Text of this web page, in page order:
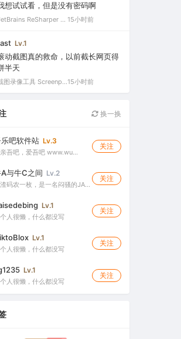
想试试看，但是没有密码啊
JetBrains ReSharper 2021.2.1 Ultimate 官方最新破解版+注册机（VS最好用的插件，停止更新） 15小时前
Lv.1
动截图真的救命，以前截长网页得
半天
截图录像工具 Screenpresso Pro v2.2.12 多语便携版（截图录屏二合一的轻量工具）15小时前
换一换
吧软件站 Lv.3
吾吧，爱吾吧 www.wu…
关注
与牛C之间 Lv.2
码农一枚，是一名闷骚的JA…
关注
Lv.1
人很懒，什么都没写
关注
Lv.1
人很懒，什么都没写
关注
Lv.1
人很懒，什么都没写
关注